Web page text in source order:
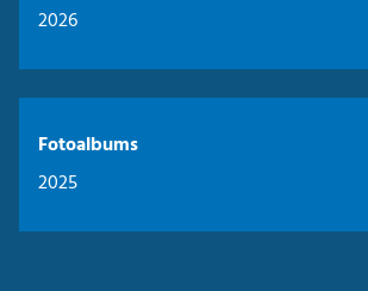
2026
Fotoalbums
2025